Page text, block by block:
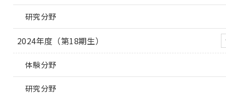
研究分野
2024年度（第18期生）
体験分野
研究分野